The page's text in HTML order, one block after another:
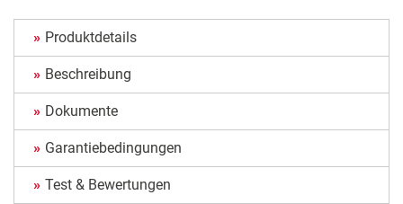
Produktdetails
Beschreibung
Dokumente
Garantiebedingungen
Test & Bewertungen